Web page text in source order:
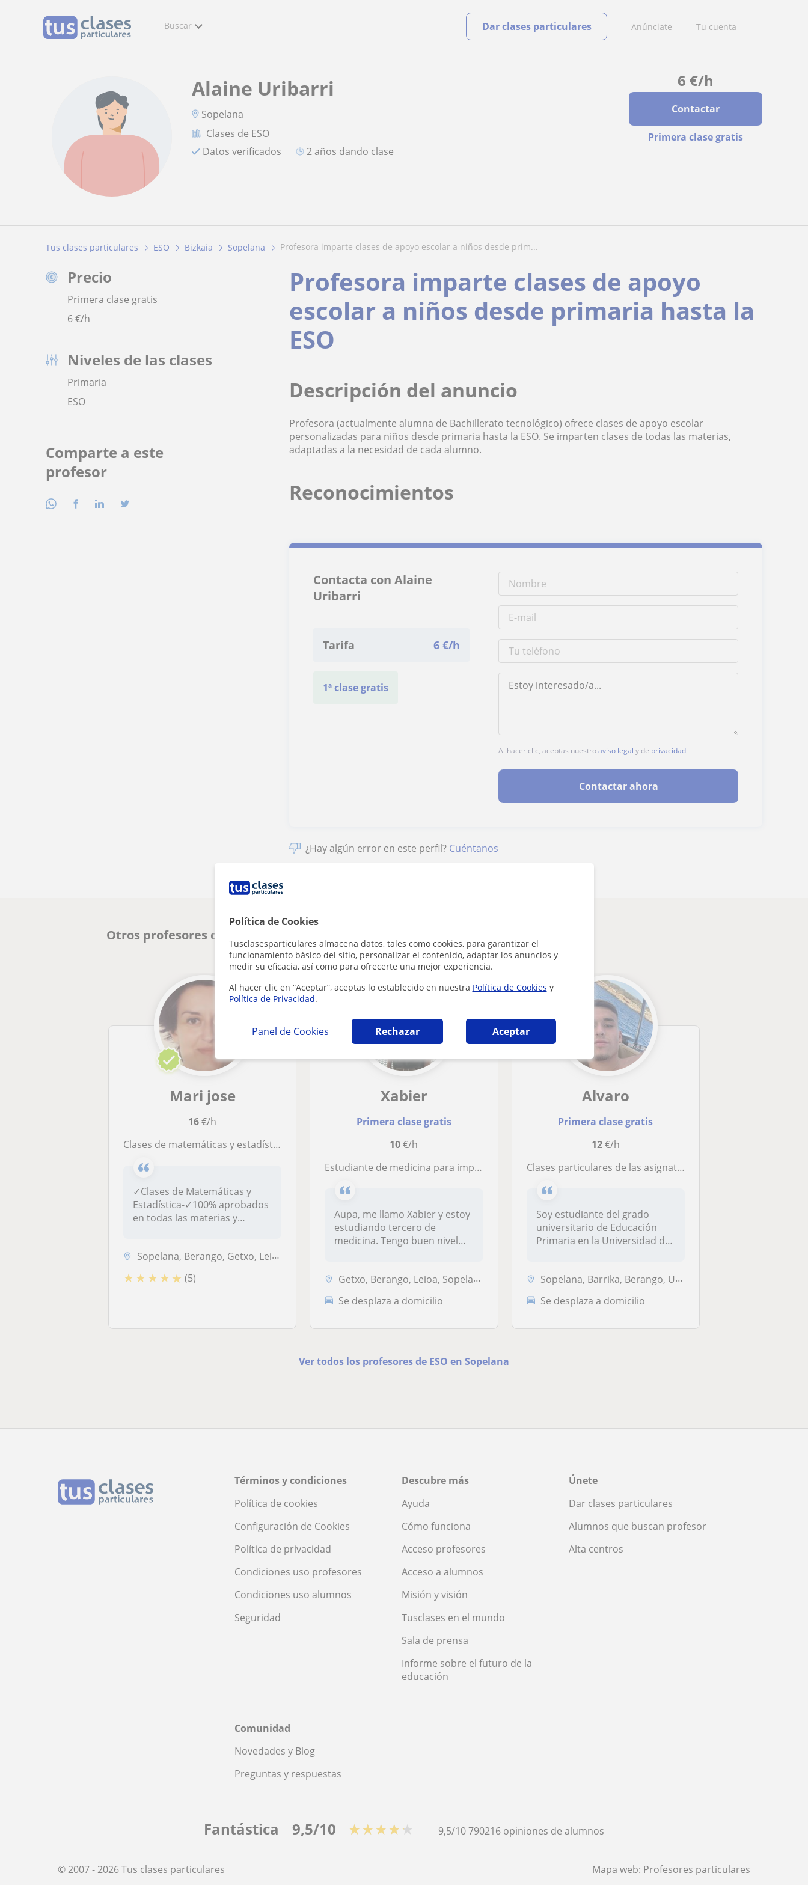
Política de Cookies
Tusclasesparticulares almacena datos, tales como cookies, para garantizar el
funcionamiento básico del sitio, personalizar el contenido, adaptar los anuncios y
medir su eficacia, así como para ofrecerte una mejor experiencia.
Al hacer clic en “Aceptar”, aceptas lo establecido en nuestra Política de Cookies y
Política de Privacidad.
Panel de Cookies Rechazar Aceptar
Buscar Anúnciate Tu cuenta
Dar clases particulares
6 €/h
Contactar
Primera clase gratis
Alaine Uribarri
Sopelana
Clases de ESO
Datos verificados
2 años dando clase
Tus clases particulares ESO Bizkaia Sopelana profesora imparte clases de apoyo escolar a niños desde prim...
Precio
Primera clase gratis
6€/h
Niveles de las clases
Primaria
ESO
Comparte a este
profesor
Profesora imparte clases de apoyo
escolar a niños desde primaria hasta la
ESO
Descripción del anuncio
Profesora (actualmente alumna de Bachillerato tecnológico) ofrece clases de apoyo escolar
personalizadas para niños desde primaria hasta la ESO. Se imparten clases de todas las materias,
adaptadas a la necesidad de cada alumno.
Reconocimientos
Contacta con Alaine
Uribarri
Tarifa 6 €/h
1ª clase gratis
Al hacer clic, aceptas nuestroaviso legal y de privacidad
Contactar ahora
¿Hay algún error en este perfil? Cuéntanos
Otros profesores de ESO en Sopelana que pueden interesarte
Mari jose
16€/h
Clases de matemáticas y estadística a domicilio
✓Clases de Matemáticas y
Estadística-✓100% aprobados
en todas las materias y
Sopelana, Berango, Getxo, Leioa, Bilbao
★ ★ ★ ★ ★ (5)
Xabier
Primera clase gratis
10€/h
Estudiante de medicina para impartir clases particulares a domicilio
Aupa, me llamo Xabier y estoy
estudiando tercero de
medicina. Tengo buen nivel
Getxo, Berango, Leioa, Sopelana
Se desplaza a domicilio
Alvaro
Primera clase gratis
12€/h
Clases particulares de las asignaturas que sean necesarias para alumnos de cualquier curso primaria y de 1. y 2. de ESO
Soy estudiante del grado
universitario de Educación
Primaria en la Universidad del
Sopelana, Barrika, Berango, Urduliz
Se desplaza a domicilio
Ver todos los profesores de ESO en Sopelana
Términos y condiciones
Política de cookies
Configuración de Cookies
Política de privacidad
Condiciones uso profesores
Condiciones uso alumnos
Seguridad
Descubre más
Ayuda
Cómo funciona
Acceso profesores
Acceso a alumnos
Misión y visión
Tusclases en el mundo
Sala de prensa
Informe sobre el futuro de la
educación
Únete
Dar clases particulares
Alumnos que buscan profesor
Alta centros
Comunidad
Novedades y Blog
Preguntas y respuestas
Fantástica 9,5/10 ★★★★★ 9,5/10790216 opiniones de alumnos
© 2007 - 2026 Tus clases particulares Mapa web: Profesores particulares